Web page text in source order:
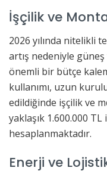
İşçilik ve
2026 yılında nitelikli
artış nedeniyle
önemli bir bütçe
kullanımı, uzun
edildiğinde işçilik ve
yaklaşık 1.600.000 TL
hesaplanmaktadır.
Enerji ve